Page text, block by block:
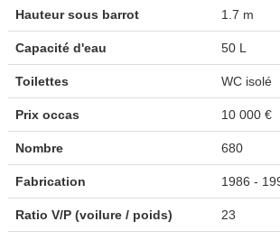
Hauteur sous barrot 1.7 m
Capacité d'eau 50 L
Toilettes WC isolé
Prix occas 10 000 €
Nombre 680
Fabrication 1986 -
Ratio V/P (voilure / poids) 23